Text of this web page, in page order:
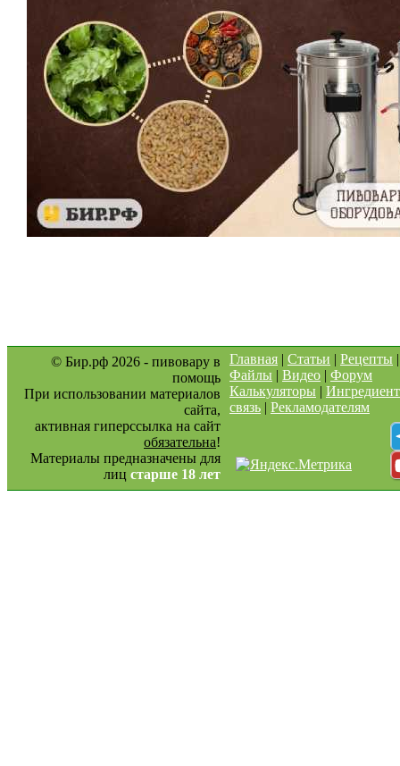
© Бир.рф 2026 - пивовару в
помощь
При использовании материалов
сайта,
активная гиперссылка на сайт
обязательна!
Материалы предназначены для
лиц старше 18 лет
Главная | Статьи | Рецепты
Файлы | Видео | Форум
Калькуляторы |
связь | Рекламодателям